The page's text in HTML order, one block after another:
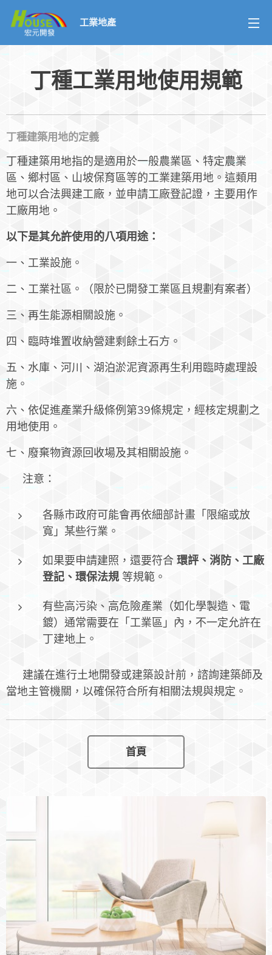
工業地產
丁種工業用地使用規範
丁種建築用地的定義
丁種建築用地指的是適用於一般農業區、特定農業
區、鄉村區、山坡保育區等的工業建築用地。這類用
地可以合法興建工廠，並申請工廠登記證，主要用作
工廠用地。
以下是其允許使用的八項用途：
一、工業設施。
二、工業社區。（限於已開發工業區且規劃有案者）
三、再生能源相關設施。
四、臨時堆置收納營建剩餘土石方。
五、水庫、河川、湖泊淤泥資源再生利用臨時處理設
施。
六、依促進產業升級條例第39條規定，經核定規劃之
用地使用。
七、廢棄物資源回收場及其相關設施。
⚠️ 注意：
各縣市政府可能會再依細部計畫「限縮或放
寬」某些行業。
如果要申請建照，還要符合 環評、消防、工廠
登記、環保法規 等規範。
有些高污染、高危險產業（如化學製造、電
鍍）通常需要在「工業區」內，不一定允許在
丁建地上。
📌 建議在進行土地開發或建築設計前，諮詢建築師及
當地主管機關，以確保符合所有相關法規與規定。
首頁